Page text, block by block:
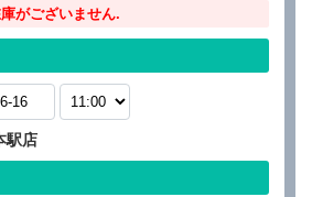
がございません.
駅店